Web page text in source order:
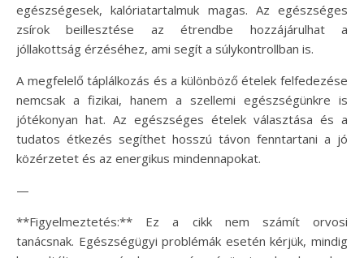
egészségesek, kalóriatartalmuk magas. Az egészséges
zsírok beillesztése az étrendbe hozzájárulhat a
jóllakottság érzéséhez, ami segít a súlykontrollban is.
A megfelelő táplálkozás és a különböző ételek felfedezése
nemcsak a fizikai, hanem a szellemi egészségünkre is
jótékonyan hat. Az egészséges ételek választása és a
tudatos étkezés segíthet hosszú távon fenntartani a jó
közérzetet és az energikus mindennapokat.
—
**Figyelmeztetés:** Ez a cikk nem számít orvosi
tanácsnak. Egészségügyi problémák esetén kérjük, mindig